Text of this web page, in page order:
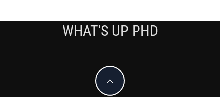
WHAT'S UP PHD